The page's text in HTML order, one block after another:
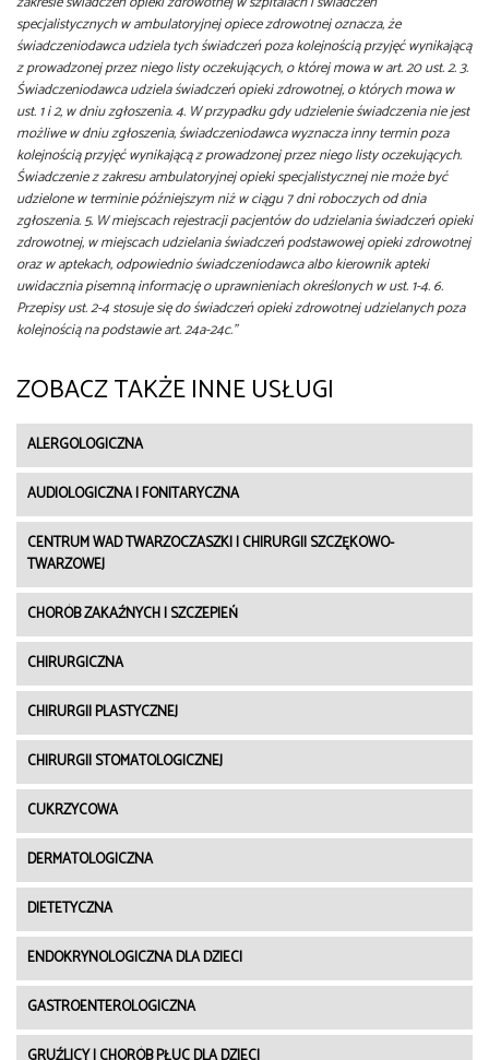
specjalistycznych w ambulatoryjnej opiece zdrowotnej oznacza, że
świadczeniodawca udziela tych świadczeń poza kolejnością przyjęć wynikającą
z prowadzonej przez niego listy oczekujących, o której mowa w art. 20 ust. 2. 3.
Świadczeniodawca udziela świadczeń opieki zdrowotnej, o których mowa w
ust. 1 i 2, w dniu zgłoszenia. 4. W przypadku gdy udzielenie świadczenia nie jest
możliwe w dniu zgłoszenia, świadczeniodawca wyznacza inny termin poza
kolejnością przyjęć wynikającą z prowadzonej przez niego listy oczekujących.
Świadczenie z zakresu ambulatoryjnej opieki specjalistycznej nie może być
udzielone w terminie późniejszym niż w ciągu 7 dni roboczych od dnia
zgłoszenia. 5. W miejscach rejestracji pacjentów do udzielania świadczeń opieki
zdrowotnej, w miejscach udzielania świadczeń podstawowej opieki zdrowotnej
oraz w aptekach, odpowiednio świadczeniodawca albo kierownik apteki
uwidacznia pisemną informację o uprawnieniach określonych w ust. 1-4. 6.
Przepisy ust. 2-4 stosuje się do świadczeń opieki zdrowotnej udzielanych poza
kolejnością na podstawie art. 24a-24c."
ZOBACZ TAKŻE INNE USŁUGI
ALERGOLOGICZNA
AUDIOLOGICZNA I FONITARYCZNA
CENTRUM WAD TWARZOCZASZKI I CHIRURGII SZCZĘKOWO-
TWARZOWEJ
CHORÓB ZAKAŹNYCH I SZCZEPIEŃ
CHIRURGICZNA
CHIRURGII PLASTYCZNEJ
CHIRURGII STOMATOLOGICZNEJ
CUKRZYCOWA
DERMATOLOGICZNA
DIETETYCZNA
ENDOKRYNOLOGICZNA DLA DZIECI
GASTROENTEROLOGICZNA